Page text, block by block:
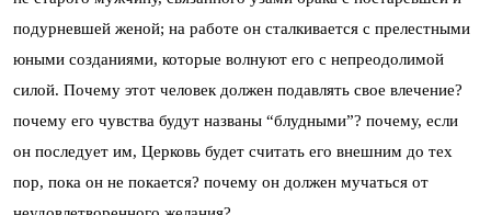
подурневшей женой; на работе он сталкивается с прелестными
юными созданиями, которые волнуют его с непреодолимой
силой. Почему этот человек должен подавлять свое влечение?
почему его чувства будут названы “блудными”? почему, если
он последует им, Церковь будет считать его внешним до тех
пор, пока он не покается? почему он должен мучаться от